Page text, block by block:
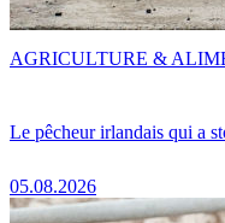
Le pêcheur irlandais qui a
05.08.2026
AGRICULTURE &